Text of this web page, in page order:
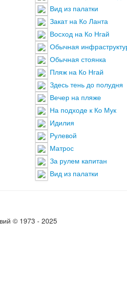
Вид из палатки
Закат на Ко Ланта
Восход на Ко Нгай
Обычная
Обычная стоянка
Пляж на Ко Нгай
Здесь тень до полудня
Вечер на пляже
На подходе к Ко Мук
Идилия
Рулевой
Матрос
За рулем капитан
Вид из палатки
© 1973 - 2025